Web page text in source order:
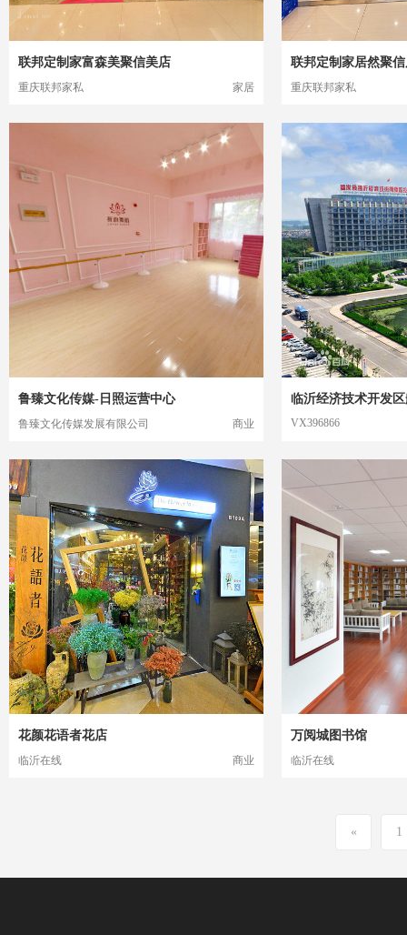
联邦定制家富森美聚信美店
重庆联邦家私 家居
联邦定制家居然聚
重庆联邦家私
鲁臻文化传媒-日照运营中心
鲁臻文化传媒发展有限公司 商业
临沂经济技术开发
VX396866
花颜花语者花店
临沂在线 商业
万阅城图书馆
临沂在线
« 1